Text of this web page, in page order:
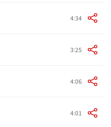
4:34
3:25
4:06
4:01